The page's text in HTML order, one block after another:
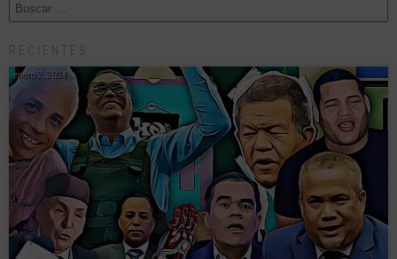
RECIENTES
enero 2, 2024